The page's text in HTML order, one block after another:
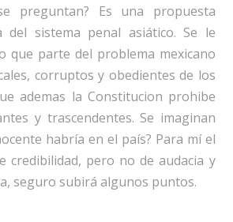
preguntan? Es una propuesta
del sistema penal asiático. Se le
que parte del problema mexicano
corruptos y obedientes de los
ademas la Constitucion prohibe
y trascendentes. Se imaginan
habría en el país? Para mí el
credibilidad, pero no de audacia y
seguro subirá algunos puntos.